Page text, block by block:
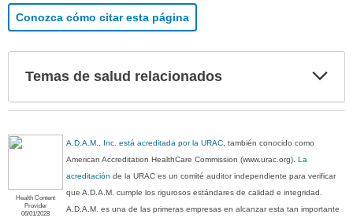
Conozca cómo citar esta página
Temas de salud relacionados
Health Content
Provider
06/01/2028
A.D.A.M., Inc. está acreditada por la URAC , también conocido como
American Accreditation HealthCare Commission (www.urac.org).La
acreditación de la URAC es un comité auditor independiente para verificar
que A.D.A.M. cumple los rigurosos estándares de calidad e integridad.
A.D.A.M. es una de las primeras empresas en alcanzar esta tan importante